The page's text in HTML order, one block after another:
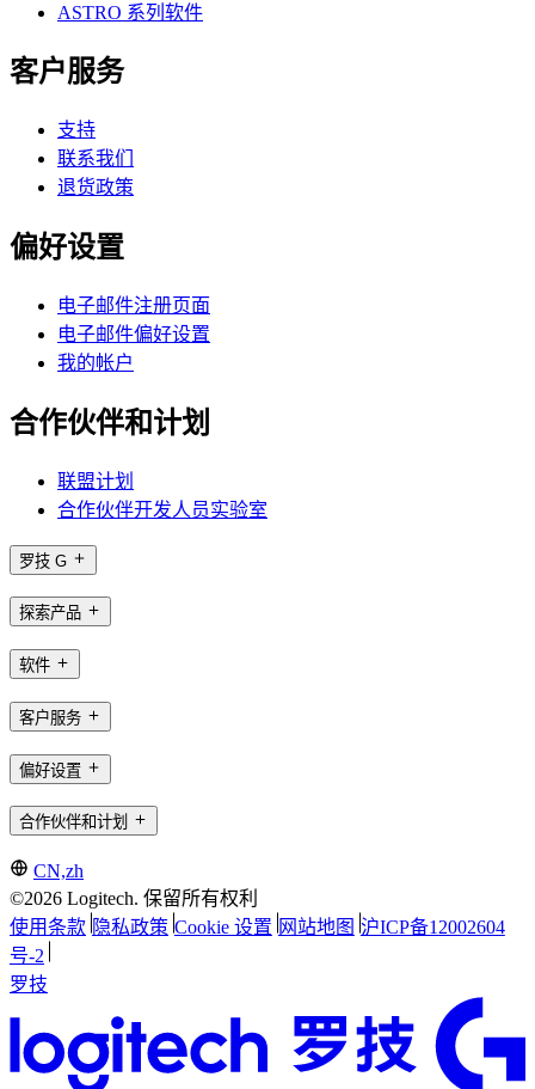
ASTRO 系列软件
客户服务
支持
联系我们
退货政策
偏好设置
电子邮件注册页面
电子邮件偏好设置
我的帐户
合作伙伴和计划
联盟计划
合作伙伴开发人员实验室
罗技 G
探索产品
软件
客户服务
偏好设置
合作伙伴和计划
CN,zh
©2026 Logitech. 保留所有权利
使用条款 隐私政策 Cookie 设置 网站地图 沪ICP备12002604
号-2
罗技